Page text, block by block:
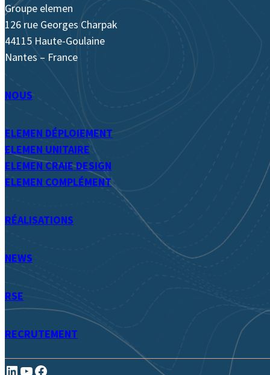
Groupe elemen
126 rue Georges Charpak
44115 Haute-Goulaine
Nantes – France
NOUS
ELEMEN DÉPLOIEMENT
ELEMEN UNITAIRE
ELEMEN CRAIE DESIGN
ELEMEN COMPLÉMENT
RÉALISATIONS
NEWS
RSE
RECRUTEMENT
LinkedIn
YouTube
Facebook